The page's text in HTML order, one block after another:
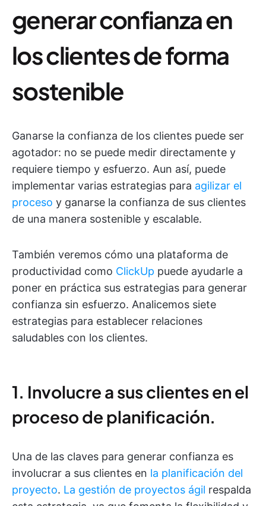
generar confianza en
los clientes de forma
sostenible
Ganarse la confianza de los clientes puede ser
agotador: no se puede medir directamente y
requiere tiempo y esfuerzo. Aun así, puede
implementar varias estrategias para agilizar el
proceso y ganarse la confianza de sus clientes
de una manera sostenible y escalable.
También veremos cómo una plataforma de
productividad como ClickUp puede ayudarle a
poner en práctica sus estrategias para generar
confianza sin esfuerzo. Analicemos siete
estrategias para establecer relaciones
saludables con los clientes.
1. Involucre a sus clientes en el
proceso de planificación.
Una de las claves para generar confianza es
involucrar a sus clientes en la planificación del
proyecto. La gestión de proyectos ágil respalda